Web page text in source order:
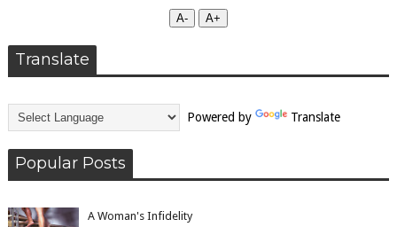
А- А+
Translate
Powered by Translate
Popular Posts
A Woman's Infidelity